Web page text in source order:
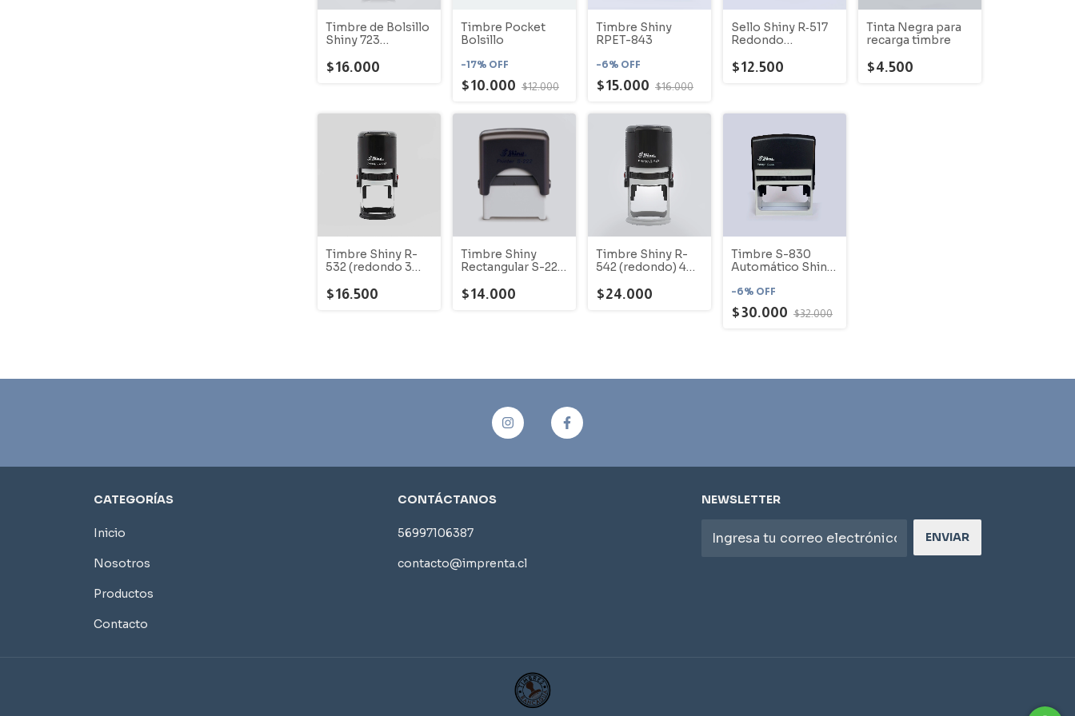
Timbre de Bolsillo
Shiny 723
Negro
$16.000
Timbre Pocket
Bolsillo
-17% OFF
$10.000 $12.000
Timbre Shiny
RPET-843
-6% OFF
$15.000 $16.000
Sello Shiny R‑517
Redondo
$12.500
Tinta Negra para
recarga timbre
$4.500
Timbre Shiny R-
532 (redondo 3
$16.500
Timbre Shiny
Rectangular S-223
$14.000
Timbre Shiny R-
542 (redondo) 4
$24.000
Timbre S-830
Automático Shiny
-6% OFF
$30.000 $32.000
CATEGORÍAS
Inicio
Nosotros
Productos
Contacto
CONTÁCTANOS
56997106387
contacto@imprenta.cl
NEWSLETTER